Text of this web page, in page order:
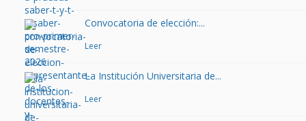
Convocatoria de elección:...
Leer
La Institución Universitaria de...
Leer